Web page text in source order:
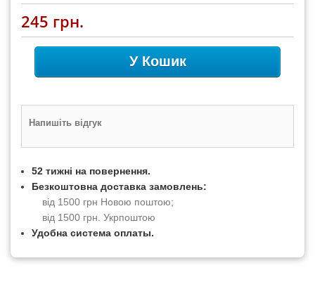
245 грн.
У Кошик
Напишіть відгук
52 тижні на повернення.
Безкоштовна доставка замовлень:
від 1500 грн Новою поштою;
від 1500 грн. Укрпоштою
Удобна система оплаты.